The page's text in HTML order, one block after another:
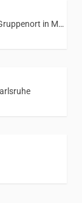
Schloss Bröllin – Kreativ- und Gruppenort in Mecklenburg-Vorpommern